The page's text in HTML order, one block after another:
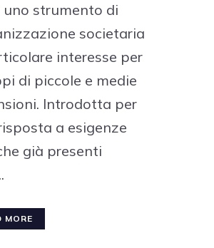
uno strumento di
societaria
interesse per
di piccole e medie
Introdotta per
a esigenze
già presenti
MORE